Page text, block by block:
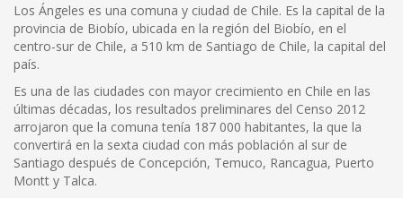
Los Ángeles es una comuna y ciudad de Chile. Es la capital de la
provincia de Biobío, ubicada en la región del Biobío, en el
centro-sur de Chile, a 510 km de Santiago de Chile, la capital del
país.
Es una de las ciudades con mayor crecimiento en Chile en las
últimas décadas, los resultados preliminares del Censo 2012
arrojaron que la comuna tenía 187 000 habitantes, la que la
convertirá en la sexta ciudad con más población al sur de
Santiago después de Concepción, Temuco, Rancagua, Puerto
Montt y Talca.